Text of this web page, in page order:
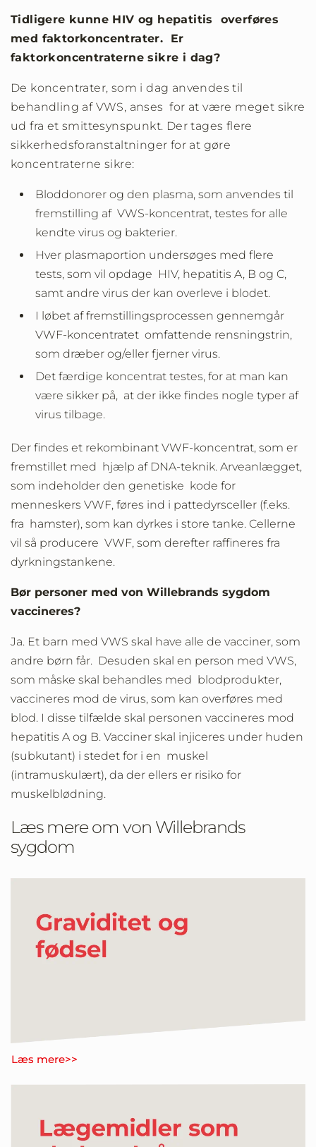
Tidligere kunne HIV og hepatitis overføres
med faktorkoncentrater. Er
faktorkoncentraterne sikre i dag?
De koncentrater, som i dag anvendes til
behandling af VWS, anses for at være meget sikre
ud fra et smittesynspunkt. Der tages flere
sikkerhedsforanstaltninger for at gøre
koncentraterne sikre:
Bloddonorer og den plasma, som anvendes til
fremstilling af VWS-koncentrat, testes for alle
kendte virus og bakterier.
Hver plasmaportion undersøges med flere
tests, som vil opdage HIV, hepatitis A, B og C,
samt andre virus der kan overleve i blodet.
I løbet af fremstillingsprocessen gennemgår
VWF-koncentratet omfattende rensningstrin,
som dræber og/eller fjerner virus.
Det færdige koncentrat testes, for at man kan
være sikker på, at der ikke findes nogle typer af
virus tilbage.
Der findes et rekombinant VWF-koncentrat, som er
fremstillet med hjælp af DNA-teknik. Arveanlægget,
som indeholder den genetiske kode for
menneskers VWF, føres ind i pattedyrsceller (f.eks.
fra hamster), som kan dyrkes i store tanke. Cellerne
vil så producere VWF, som derefter raffineres fra
dyrkningstankene.
Bør personer med von Willebrands sygdom
vaccineres?
Ja. Et barn med VWS skal have alle de vacciner, som
andre børn får. Desuden skal en person med VWS,
som måske skal behandles med blodprodukter,
vaccineres mod de virus, som kan overføres med
blod. I disse tilfælde skal personen vaccineres mod
hepatitis A og B. Vacciner skal injiceres under huden
(subkutant) i stedet for i en muskel
(intramuskulært), da der ellers er risiko for
muskelblødning.
Læs mere om von Willebrands
sygdom
Læs mere>>